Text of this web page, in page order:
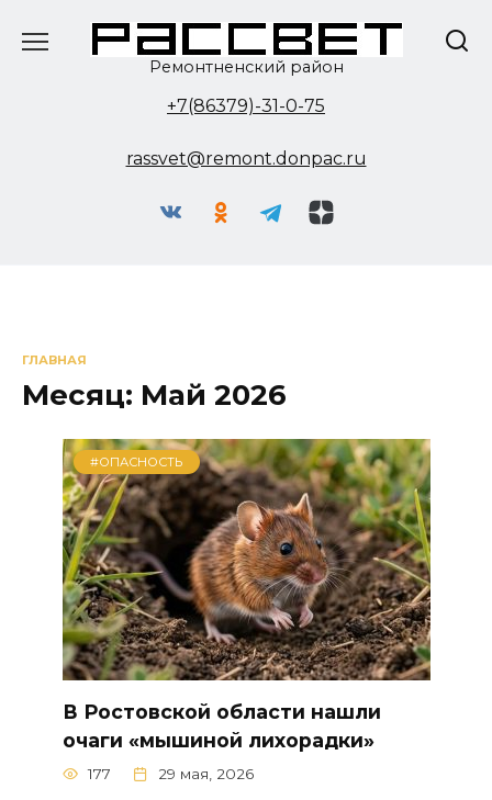
Ремонтненский район
+7(86379)-31-0-75
rassvet@remont.donpac.ru
ГЛАВНАЯ
Месяц: Май 2026
#ОПАСНОСТЬ
В Ростовской области нашли
очаги «мышиной лихорадки»
177 29 мая, 2026